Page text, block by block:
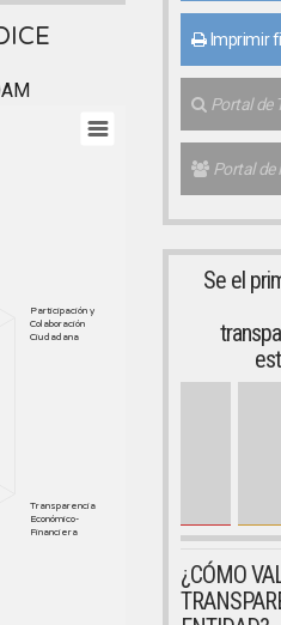
Participación y
Colaboración
Ciudadana
Transparencia
Económico-
Financiera
Imprimir
Portal de
Portal de
Se el
¿CÓMO